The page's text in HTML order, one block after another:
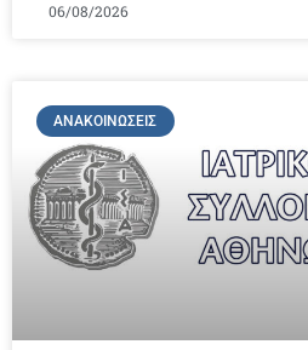
06/08/2026
ΑΝΑΚΟΙΝΏΣΕΙΣ